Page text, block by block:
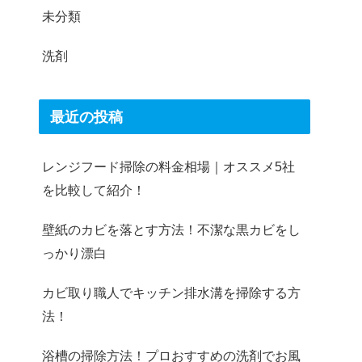
未分類
洗剤
最近の投稿
レンジフード掃除の料金相場｜オススメ5社
を比較して紹介！
壁紙のカビを落とす方法！不潔な黒カビをし
っかり漂白
カビ取り職人でキッチン排水溝を掃除する方
法！
浴槽の掃除方法！プロおすすめの洗剤でお風